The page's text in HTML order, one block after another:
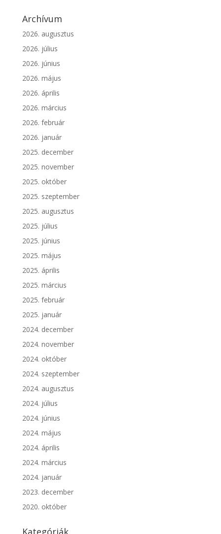
Archívum
2026. augusztus
2026. július
2026. június
2026. május
2026. április
2026. március
2026. február
2026. január
2025. december
2025. november
2025. október
2025. szeptember
2025. augusztus
2025. július
2025. június
2025. május
2025. április
2025. március
2025. február
2025. január
2024. december
2024. november
2024. október
2024. szeptember
2024. augusztus
2024. július
2024. június
2024. május
2024. április
2024. március
2024. január
2023. december
2020. október